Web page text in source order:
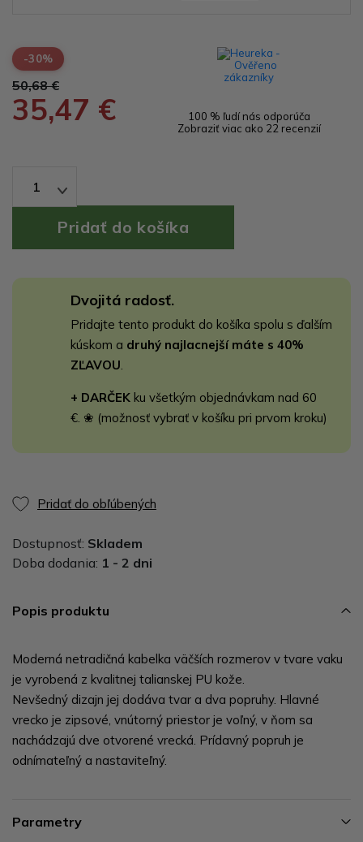
-30%
50,68 €
35,47 €
100 % ľudí nás odporúča
Zobraziť viac ako 22 recenzií
1
Dvojitá radosť.
Pridajte tento produkt do košíka spolu s ďalším
kúskom a druhý najlacnejší máte s 40%
ZĽAVOU
+ DARČEK ku všetkým objednávkam nad 60
€. ❀ (možnosť vybrať v košíku pri prvom kroku)
Pridať do obľúbených
Dostupnosť: Skladem
Doba dodania: 1 - 2 dni
Popis produktu
Moderná netradičná kabelka väčších rozmerov v tvare vaku
je vyrobená z kvalitnej talianskej PU kože.
Nevšedný dizajn jej dodáva tvar a dva popruhy. Hlavné
vrecko je zipsové, vnútorný priestor je voľný, v ňom sa
nachádzajú dve otvorené vrecká. Prídavný popruh je
odnímateľný a nastaviteľný.
Parametry